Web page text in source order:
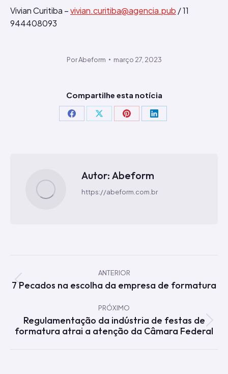
Vivian Curitiba –vivian.curitiba@agencia.pub / 11
944408093
PorAbeform março 27, 2023
Compartilhe esta notícia
CompartilharCompartilharCompartilharCompartilhar
Autor: Abeform
https://abeform.com.br
de
post:
ANTERIOR
Post
7 Pecados na escolha da empresa de formatura
PRÓXIMO
Próximo
post:
Regulamentação da indústria de festas de
formatura atrai a atenção da Câmara Federal